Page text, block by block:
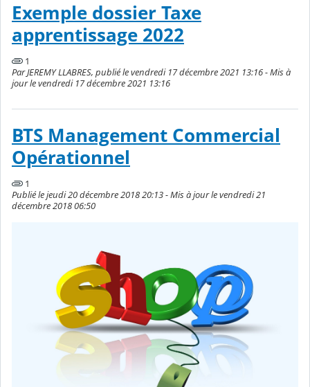
Exemple dossier Taxe
apprentissage 2022
1
Par JEREMY LLABRES, publié le vendredi 17 décembre 2021 13:16 - Mis à
jour le vendredi 17 décembre 2021 13:16
BTS Management Commercial
Opérationnel
1
Publié le jeudi 20 décembre 2018 20:13 - Mis à jour le vendredi 21
décembre 2018 06:50